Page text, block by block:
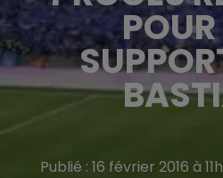
POUR
Publié : 16 février 2016 à